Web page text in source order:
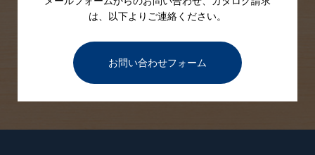
は、 以下よりご連絡ください。
お問い合わせフォーム